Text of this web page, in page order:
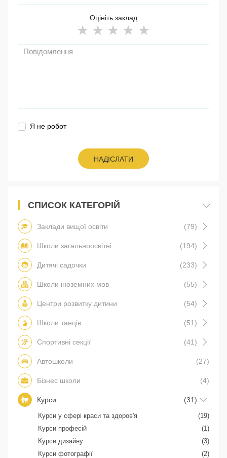
Оцініть заклад
Я не робот
НАДІСЛАТИ
СПИСОК КАТЕГОРІЙ
Заклади вищої освіти (79)
Школи загальноосвітні (194)
Дитячі садочки (233)
Школи іноземних мов (55)
Центри розвитку дитини (54)
Школи танців (51)
Спортивні секції (41)
Автошколи (27)
Бізнес школи (4)
Курси (31)
Курси у сфері краси та здоров'я
(19)
Курси професій
(1)
Курси дизайну
(3)
Курси фотографії
(2)